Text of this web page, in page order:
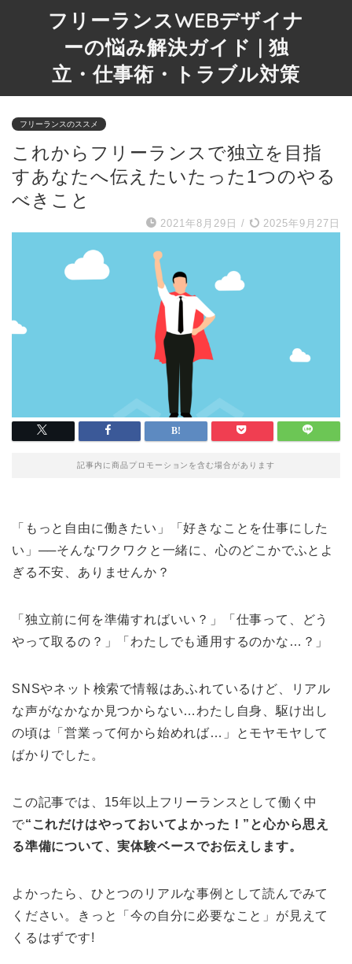
フリーランスWEBデザイナ
ーの悩み解決ガイド | 独
立・仕事術・トラブル対策
フリーランスのススメ
これからフリーランスで独立を目指
すあなたへ伝えたいたった1つのやる
べきこと
2021年8月29日 / 2025年9月27日
記事内に商品プロモーションを含む場合があります
「もっと自由に働きたい」「好きなことを仕事にした
い」──そんなワクワクと一緒に、心のどこかでふとよ
ぎる不安、ありませんか？
「独立前に何を準備すればいい？」「仕事って、どう
やって取るの？」「わたしでも通用するのかな…？」
SNSやネット検索で情報はあふれているけど、リアル
な声がなかなか見つからない…わたし自身、駆け出し
の頃は「営業って何から始めれば…」とモヤモヤして
ばかりでした。
この記事では、15年以上フリーランスとして働く中
で“これだけはやっておいてよかった！”と心から思え
る準備について、実体験ベースでお伝えします。
よかったら、ひとつのリアルな事例として読んでみて
ください。きっと「今の自分に必要なこと」が見えて
くるはずです!